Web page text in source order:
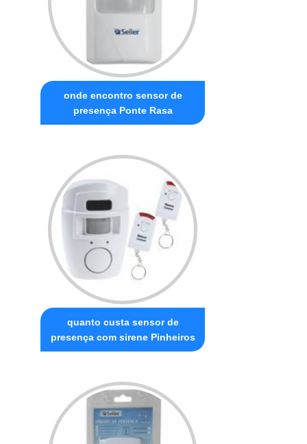
onde encontro sensor de
presença Ponte Rasa
quanto custa sensor de
presença com sirene Pinheiros